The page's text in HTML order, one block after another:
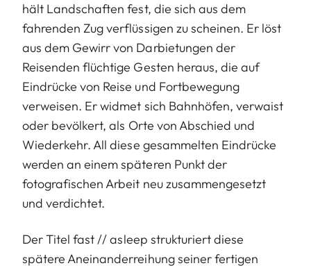
hält Landschaften fest, die sich aus dem
fahrenden Zug verflüssigen zu scheinen. Er löst
aus dem Gewirr von Darbietungen der
Reisenden flüchtige Gesten heraus, die auf
Eindrücke von Reise und Fortbewegung
verweisen. Er widmet sich Bahnhöfen, verwaist
oder bevölkert, als Orte von Abschied und
Wiederkehr. All diese gesammelten Eindrücke
werden an einem späteren Punkt der
fotografischen Arbeit neu zusammengesetzt
und verdichtet.
Der Titel fast // asleep strukturiert diese
spätere Aneinanderreihung seiner fertigen